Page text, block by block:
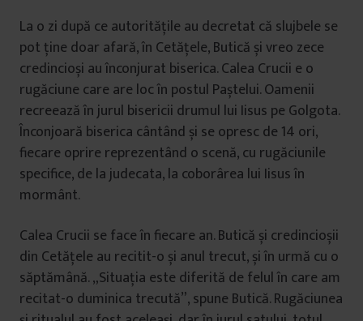
La o zi după ce autoritățile au decretat că slujbele se
pot ține doar afară, în Cetățele, Butică și vreo zece
credincioși au înconjurat biserica. Calea Crucii e o
rugăciune care are loc în postul Paștelui. Oamenii
recreează în jurul bisericii drumul lui Iisus pe Golgota.
Înconjoară biserica cântând și se opresc de 14 ori,
fiecare oprire reprezentând o scenă, cu rugăciunile
specifice, de la judecata, la coborârea lui Iisus în
mormânt.
Calea Crucii se face în fiecare an. Butică și credincioșii
din Cetățele au recitit-o și anul trecut, și în urmă cu o
săptămână. „Situația este diferită de felul în care am
recitat-o duminica trecută”, spune Butică. Rugăciunea